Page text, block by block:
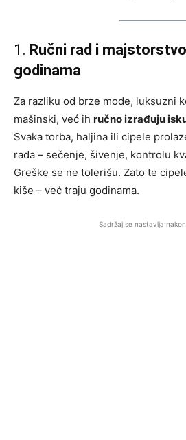
1. Ručni rad i
godinama
Za razliku od brze mode, luksuzni
mašinski, već ih ručno izrađuju
Svaka torba, haljina ili cipele
rada – sečenje, šivenje, kontrolu
Greške se ne tolerišu. Zato te
kiše – već traju godinama.
Sadržaj se nastavlja